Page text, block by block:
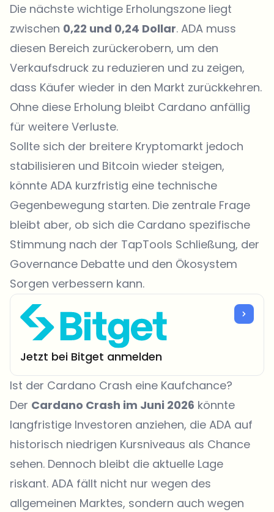
Die nächste wichtige Erholungszone liegt
zwischen 0,22 und 0,24 Dollar. ADA muss
diesen Bereich zurückerobern, um den
Verkaufsdruck zu reduzieren und zu zeigen,
dass Käufer wieder in den Markt zurückkehren.
Ohne diese Erholung bleibt Cardano anfällig
für weitere Verluste.
Sollte sich der breitere Kryptomarkt jedoch
stabilisieren und Bitcoin wieder steigen,
könnte ADA kurzfristig eine technische
Gegenbewegung starten. Die zentrale Frage
bleibt aber, ob sich die Cardano spezifische
Stimmung nach der TapTools Schließung, der
Governance Debatte und den Ökosystem
Sorgen verbessern kann.
Jetzt bei Bitget anmelden
Ist der Cardano Crash eine Kaufchance?
Der Cardano Crash im Juni 2026 könnte
langfristige Investoren anziehen, die ADA auf
historisch niedrigen Kursniveaus als Chance
sehen. Dennoch bleibt die aktuelle Lage
riskant. ADA fällt nicht nur wegen des
allgemeinen Marktes, sondern auch wegen